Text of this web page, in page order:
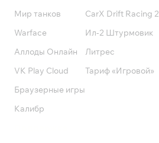
Мир танков
Warface
Аллоды Онлайн
VK Play Cloud
Браузерные игры
Калибр
CarX Drift Racing 2
Ил-2 Штурмовик
Литрес
Тариф «Игровой»